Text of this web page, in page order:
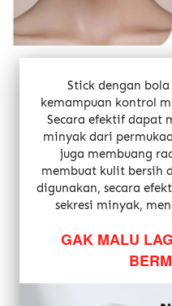
Stick dengan
kemampuan kontrol
Secara efektif dapat
minyak dari
juga membuang
membuat kulit bersih
digunakan, secara
sekresi minyak,
GAK MALU